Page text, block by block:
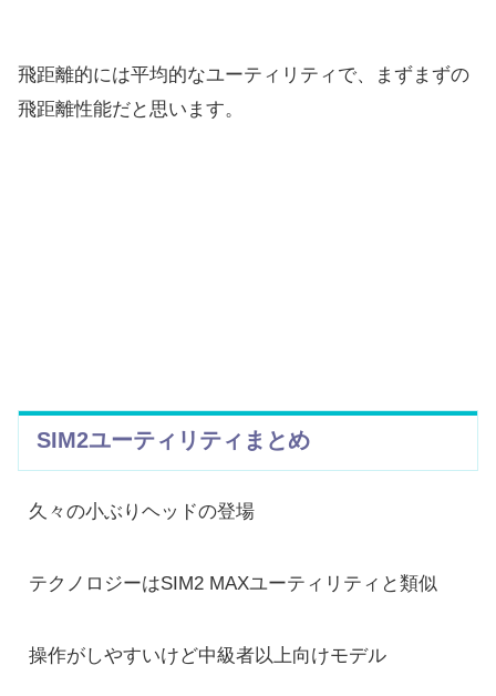
飛距離的には平均的なユーティリティで、まずまずの
飛距離性能だと思います。
SIM2ユーティリティまとめ
久々の小ぶりヘッドの登場
テクノロジーはSIM2 MAXユーティリティと類似
操作がしやすいけど中級者以上向けモデル